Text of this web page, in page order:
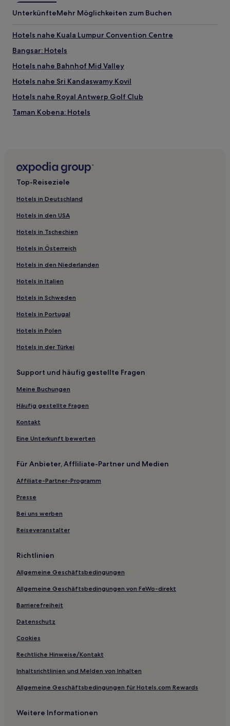
UnterkünfteMehr Möglichkeiten zum Buchen
Hotels nahe Kuala Lumpur Convention Centre
Bangsar: Hotels
Hotels nahe Bahnhof Mid Valley
Hotels nahe Sri Kandaswamy Kovil
Hotels nahe Royal Antwerp Golf Club
Taman Kobena: Hotels
Hotels nahe Kuala Lumpur Forest Eco Park
Hotels nahe Komuter-Station Kuala Lumpur
Pengkalan Tentera Udara Diraja Malaysia: Hotels
Hotels nahe Bukit Bintang Plaza
Brickfields: Hotels
Bundesterritorium Kuala Lumpur: Hotels
Hotels nahe Einkaufszentrum Sunway Velocity Mall
Hotels nahe Chow-Kit-Nachtmarkt
Hotels nahe Sultan Abdul Samad Building
Salak Süd: Hotels
Hotels nahe Thean Hou Tempel
Hotels nahe LRT-Station Bandaraya
Kuala Lumpur Hotels
Hotels nahe Monorail-Station Raja Chulan
Stadtzentrum von Kuala Lumpur: Hotels
Malaysia Tambahan: Hotels
Hotels nahe Aquaria KLCC
Hotels nahe Bahnhof Kuala Lumpur
Hotels nahe Low Yat Plaza
Ferienwohnungen in Kampung Baru
Ferienwohnungen in Kampung Kerinchi
Ferienwohnungen in Brickfields
Hostels in Kuala Lumpur
Hotels mit Pool in Bukit Damansara
Hotels mit Fitnessbereich in Pekeliling
Günstige in Pekeliling
Hotels mit Parkplatz in Pekeliling
Hotels mit Pool in Kampung Dollah
Hotels mit Pool in Bukit Ceylon
Hotels mit Pool in Maluri
Hotels mit Fitnessbereich in Brickfields
Top-Reiseziele
Hotels in Deutschland
Hotels in den USA
Hotels in Tschechien
Hotels in Österreich
Hotels in den Niederlanden
Hotels in Italien
Hotels in Schweden
Hotels in Portugal
Hotels in Polen
Hotels in der Türkei
Support und häufig gestellte Fragen
Meine Buchungen
Häufig gestellte Fragen
Kontakt
Eine Unterkunft bewerten
Für Anbieter, Affliliate-Partner und Medien
Affiliate-Partner-Programm
Presse
Bei uns werben
Reiseveranstalter
Richtlinien
Allgemeine Geschäftsbedingungen
Allgemeine Geschäftsbedingungen von FeWo-direkt
Barrierefreiheit
Datenschutz
Cookies
Rechtliche Hinweise/Kontakt
Inhaltsrichtlinien und Melden von Inhalten
Allgemeine Geschäftsbedingungen für Hotels.com Rewards
Weitere Informationen